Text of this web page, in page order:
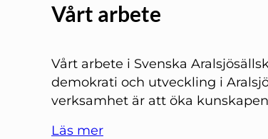
Vårt arbete
Vårt arbete i Svenska
demokrati och utveckling i
verksamhet är att öka
Läs mer